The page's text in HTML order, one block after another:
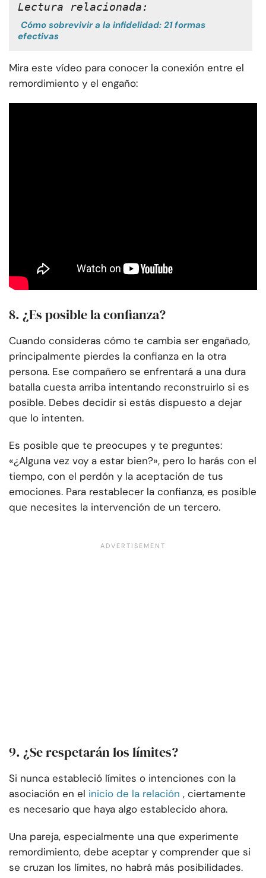
Lectura relacionada:
Cómo sobrevivir a la infidelidad: 21 formas
efectivas
Mira este vídeo para conocer la conexión entre el
remordimiento y el engaño:
8. ¿Es posible la confianza?
Cuando consideras cómo te cambia ser engañado,
principalmente pierdes la confianza en la otra
persona. Ese compañero se enfrentará a una dura
batalla cuesta arriba intentando reconstruirlo si es
posible. Debes decidir si estás dispuesto a dejar
que lo intenten.
Es posible que te preocupes y te preguntes:
«¿Alguna vez voy a estar bien?», pero lo harás con el
tiempo, con el perdón y la aceptación de tus
emociones. Para restablecer la confianza, es posible
que necesites la intervención de un tercero.
9. ¿Se respetarán los límites?
Si nunca estableció límites o intenciones con la
asociación en el inicio de la relación , ciertamente
es necesario que haya algo establecido ahora.
Una pareja, especialmente una que experimente
remordimiento, debe aceptar y comprender que si
se cruzan los límites, no habrá más posibilidades.